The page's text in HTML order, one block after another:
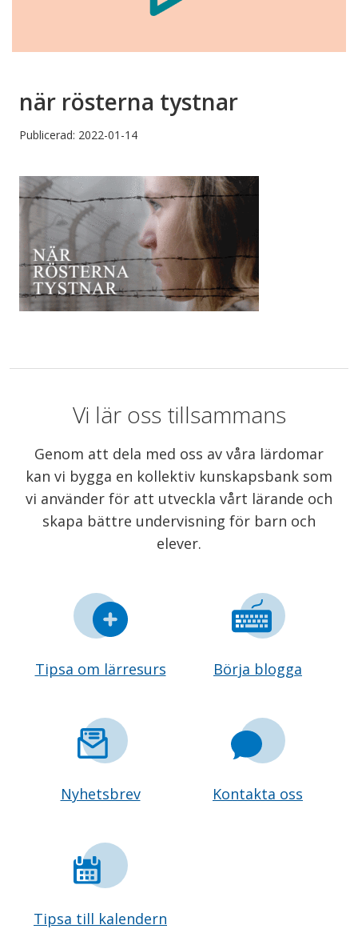
när rösterna tystnar
Publicerad: 2022-01-14
Vi lär oss tillsammans
Genom att dela med oss av våra lärdomar
kan vi bygga en kollektiv kunskapsbank som
vi använder för att utveckla vårt lärande och
skapa bättre undervisning för barn och
elever.
Tipsa om lärresurs Börja blogga
Nyhetsbrev Kontakta oss
Tipsa till kalendern